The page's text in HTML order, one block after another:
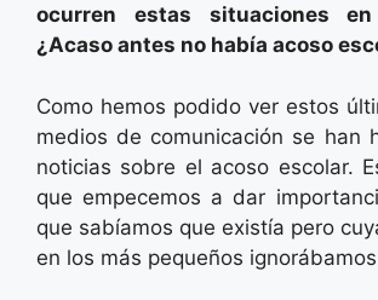
ocurren estas situaciones
¿Acaso antes no había acoso
Como hemos podido ver estos
medios de comunicación se han
noticias sobre el acoso escolar.
que empecemos a dar
que sabíamos que existía pero
en los más pequeños